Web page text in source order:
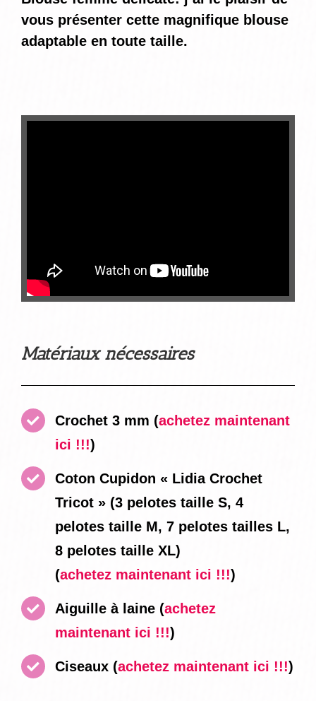
vous présenter cette magnifique blouse
adaptable en toute taille.
Matériaux nécessaires
Crochet 3 mm (achetez maintenant
ici !!!)
Coton Cupidon « Lidia Crochet
Tricot » (3 pelotes taille S, 4
pelotes taille M, 7 pelotes tailles L,
8 pelotes taille XL)
(achetez maintenant ici !!!)
Aiguille à laine (achetez
maintenant ici !!!)
Ciseaux (achetez maintenant ici !!!)